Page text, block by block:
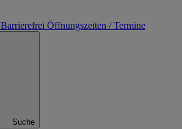
Barrierefrei Öffnungszeiten / Termine
Suche